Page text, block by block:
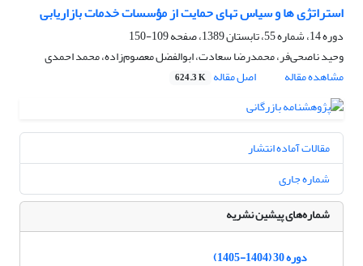
استراتژی ها و سیاس تهای حمایت از مؤسسات خدمات بازاریابی
دوره 14، شماره 55، تابستان 1389، صفحه
109-150
وحید ناصحی‌فر، محمدرضا سعادت، ابوالفضل معصوم‌زاده، محمد احمدی
مشاهده مقاله
اصل مقاله 624.3 K
مقالات آماده انتشار
شماره جاری
شماره‌های پیشین نشریه
دوره 30 (1404-1405)